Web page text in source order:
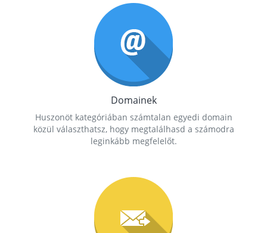
Domainek
Huszonöt kategóriában számtalan egyedi domain
közül választhatsz, hogy megtalálhasd a számodra
leginkább megfelelőt.